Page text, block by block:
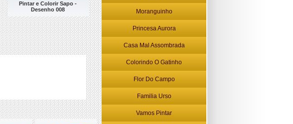
Pintar e Colorir Sapo -
Desenho 008
Moranguinho
Princesa Aurora
Casa Mal Assombrada
Colorindo O Gatinho
Flor Do Campo
Familia Urso
Vamos Pintar